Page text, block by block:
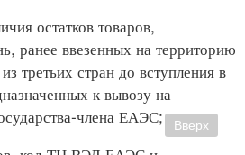
остатков товаров,
ранее ввезенных на территорию
третьих стран до вступления в
к вывозу на
члена ЕАЭС;
Вверх